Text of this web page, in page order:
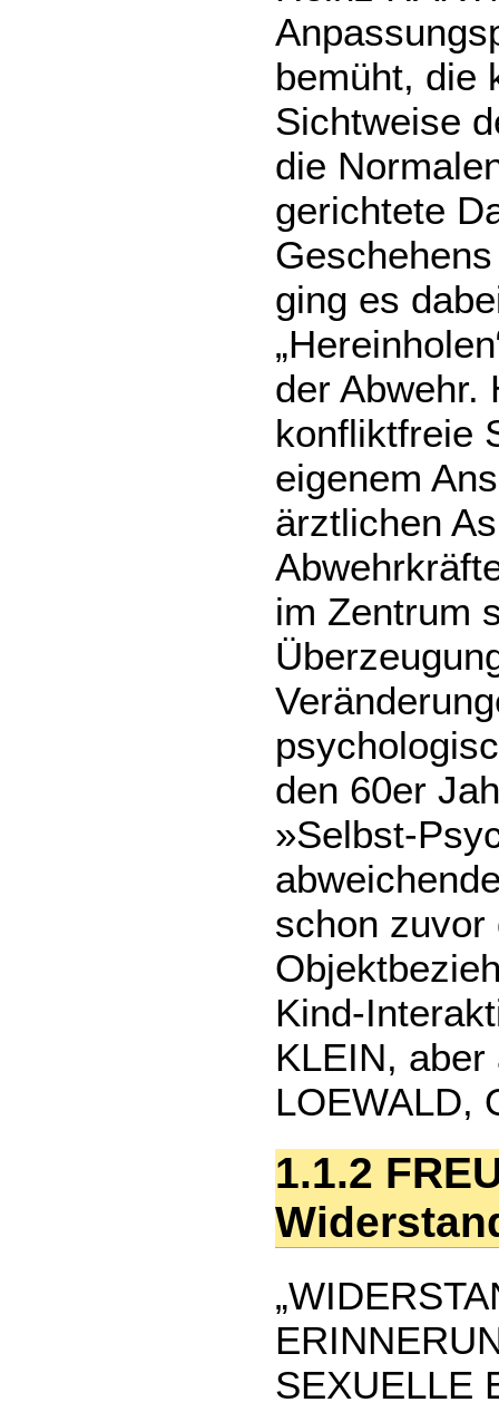
bemüht, die
Sichtweise
die
gerichtete
ging es
der Abwehr.
konfliktfreie
eigenem
ärztlichen
im Zentrum
den 60er
»Selbst-
schon zuvor
Kind-
KLEIN,
LOEWALD,
1.1.2
SEXUELLE